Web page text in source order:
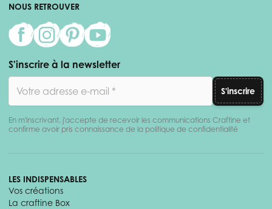
NOUS RETROUVER
S'inscrire à la newsletter
S'inscrire
En m'inscrivant, j'accepte de recevoir les communications Craftine et
confirme avoir pris connaissance de la politique de confidentialité
LES INDISPENSABLES
Vos créations
La craftine Box